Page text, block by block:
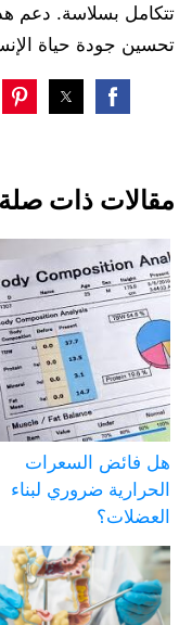
تتكامل بسلاسة. دعم
تحسين جودة حياة
مقالات ذات صلة
هل فائض السعرات
الحرارية ضروري لبناء
العضلات؟